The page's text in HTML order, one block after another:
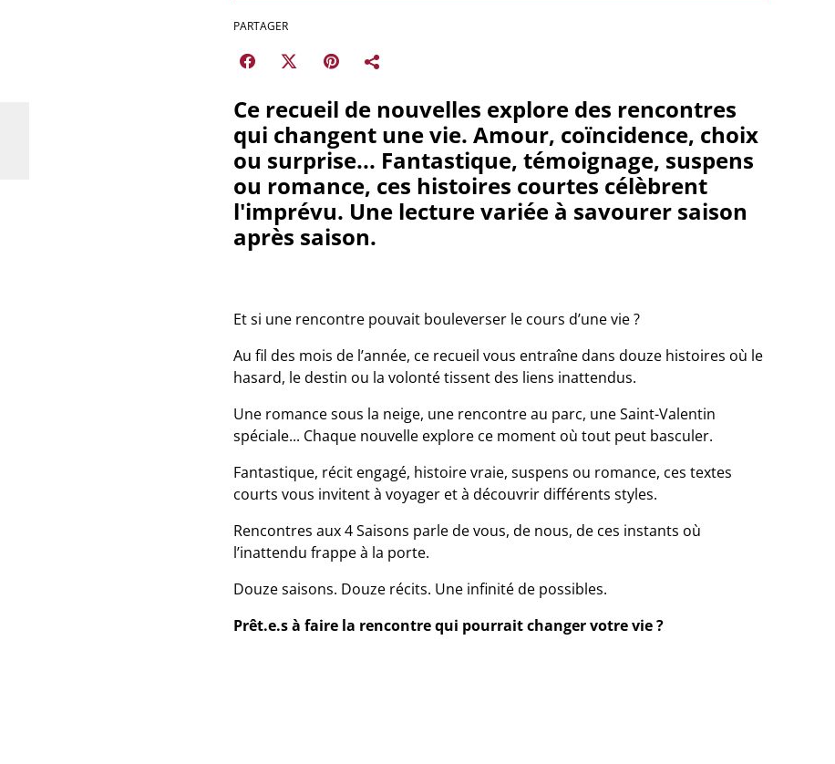
PARTAGER
Ce recueil de nouvelles explore des rencontres
qui changent une vie. Amour, coïncidence, choix
ou surprise... Fantastique, témoignage, suspens
ou romance, ces histoires courtes célèbrent
l'imprévu. Une lecture variée à savourer saison
après saison.
Et si une rencontre pouvait bouleverser le cours d’une vie ?
Au fil des mois de l’année, ce recueil vous entraîne dans douze histoires où le
hasard, le destin ou la volonté tissent des liens inattendus.
Une romance sous la neige, une rencontre au parc, une Saint-Valentin
spéciale... Chaque nouvelle explore ce moment où tout peut basculer.
Fantastique, récit engagé, histoire vraie, suspens ou romance, ces textes
courts vous invitent à voyager et à découvrir différents styles.
Rencontres aux 4 Saisons parle de vous, de nous, de ces instants où
l’inattendu frappe à la porte.
Douze saisons. Douze récits. Une infinité de possibles.
Prêt.e.s à faire la rencontre qui pourrait changer votre vie ?